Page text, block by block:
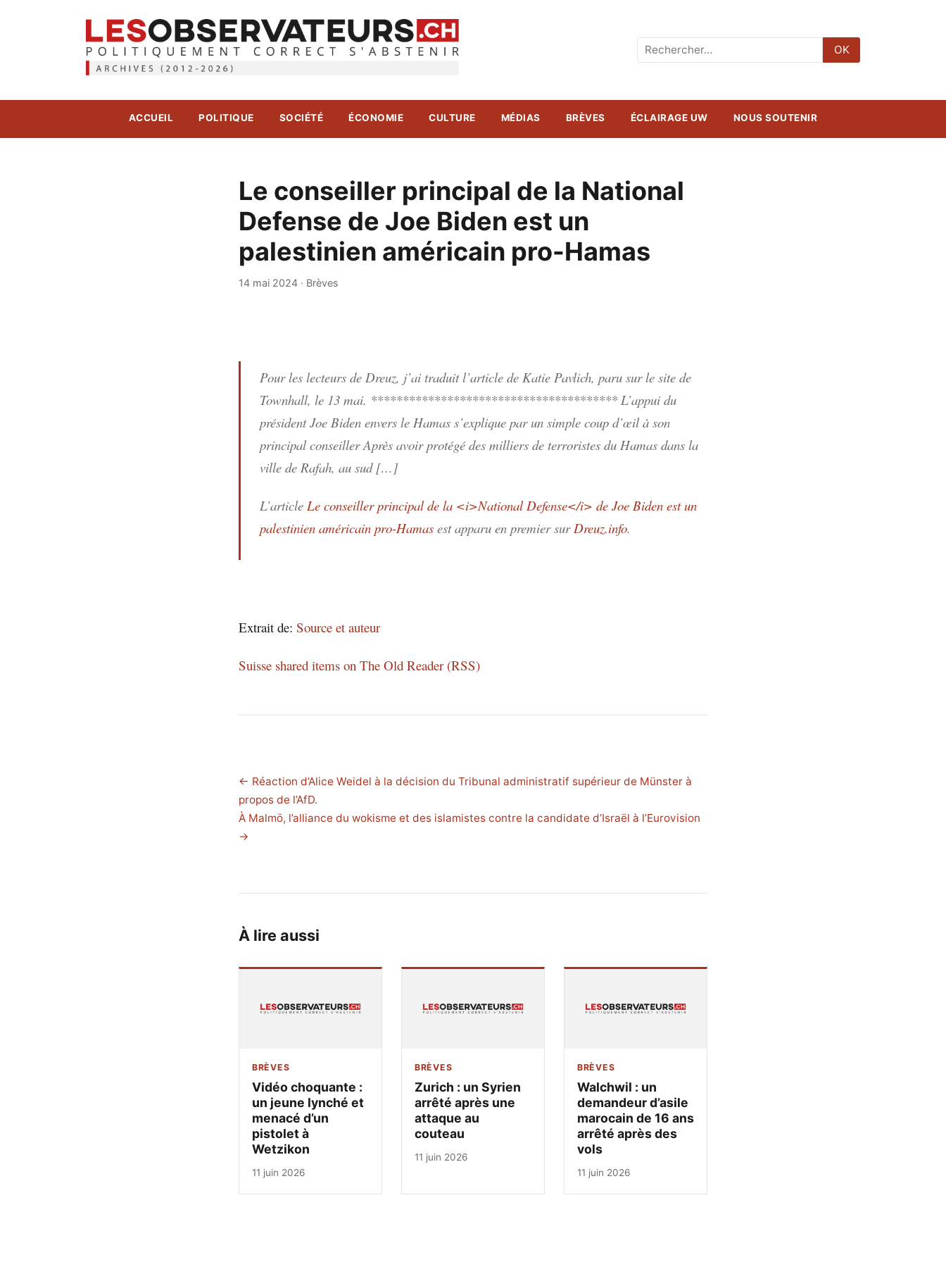
Rechercher
:
OK
ACCUEIL POLITIQUE SOCIÉTÉ ÉCONOMIE CULTURE MÉDIAS BRÈVES ÉCLAIRAGE UW NOUS SOUTENIR
Le conseiller principal de la National
Defense de Joe Biden est un
palestinien américain pro-Hamas
14 mai 2024 · Brèves
Pour les lecteurs de Dreuz, j’ai traduit l’article de Katie Pavlich, paru sur le site de
Townhall, le 13 mai. *************************************** L’appui du
président Joe Biden envers le Hamas s’explique par un simple coup d’œil à son
principal conseiller Après avoir protégé des milliers de terroristes du Hamas dans la
ville de Rafah, au sud […]
L’article Le conseiller principal de la <i>National Defense</i> de Joe Biden est un
palestinien américain pro-Hamas est apparu en premier sur Dreuz.info.
Extrait de: Source et auteur
Suisse shared items on The Old Reader (RSS)
← Réaction d’Alice Weidel à la décision du Tribunal administratif supérieur de Münster à
propos de l’AfD.
À Malmö, l’alliance du wokisme et des islamistes contre la candidate d’Israël à l’Eurovision
→
À lire aussi
BRÈVES
Vidéo choquante :
un jeune lynché et
menacé d’un
pistolet à
Wetzikon
11 juin 2026
BRÈVES
Zurich : un Syrien
arrêté après une
attaque au
couteau
11 juin 2026
BRÈVES
Walchwil : un
demandeur d’asile
marocain de 16 ans
arrêté après des
vols
11 juin 2026